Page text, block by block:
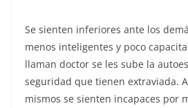
Se sienten inferiores ante los
menos inteligentes y poco
llaman doctor se les sube la
seguridad que tienen extraviada.
mismos se sienten incapaces por